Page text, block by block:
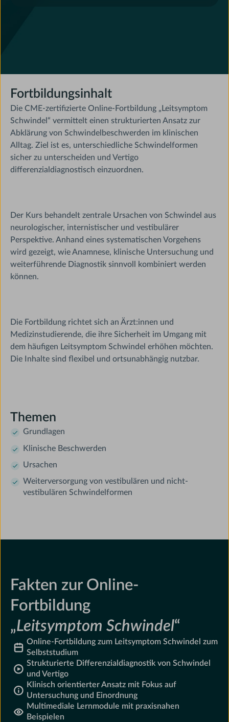
Fortbildungsinhalt
Die CME-zertifizierte Online-Fortbildung „Leitsymptom
Schwindel“ vermittelt einen strukturierten Ansatz zur
Abklärung von Schwindelbeschwerden im klinischen
Alltag. Ziel ist es, unterschiedliche Schwindelformen
sicher zu unterscheiden und Vertigo
differenzialdiagnostisch einzuordnen.
Der Kurs behandelt zentrale Ursachen von Schwindel aus
neurologischer, internistischer und vestibulärer
Perspektive. Anhand eines systematischen Vorgehens
wird gezeigt, wie Anamnese, klinische Untersuchung und
weiterführende Diagnostik sinnvoll kombiniert werden
können.
Die Fortbildung richtet sich an Ärzt:innen und
Medizinstudierende, die ihre Sicherheit im Umgang mit
dem häufigen Leitsymptom Schwindel erhöhen möchten.
Die Inhalte sind flexibel und ortsunabhängig nutzbar.
Themen
Grundlagen
Klinische Beschwerden
Ursachen
Weiterversorgung von vestibulären und nicht-
vestibulären Schwindelformen
Fakten zur Online-
Fortbildung
„Leitsymptom Schwindel“
Online-Fortbildung zum Leitsymptom Schwindel zum
Selbststudium
Strukturierte Differenzialdiagnostik von Schwindel
und Vertigo
Klinisch orientierter Ansatz mit Fokus auf
Untersuchung und Einordnung
Multimediale Lernmodule mit praxisnahen
Beispielen